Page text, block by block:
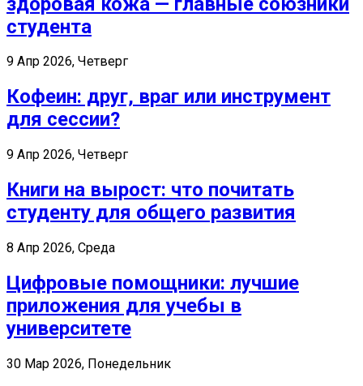
студента
9 Апр 2026, Четверг
Кофеин: друг, враг или инструмент
для сессии?
9 Апр 2026, Четверг
Книги на вырост: что почитать
студенту для общего развития
8 Апр 2026, Среда
Цифровые помощники: лучшие
приложения для учебы в
университете
30 Мар 2026, Понедельник